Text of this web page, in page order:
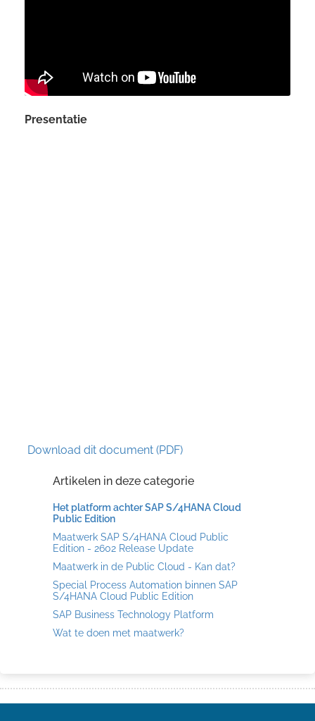
Presentatie
Download dit document (PDF)
Artikelen in deze categorie
Het platform achter SAP S/4HANA Cloud
Public Edition
Maatwerk SAP S/4HANA Cloud Public
Edition - 2602 Release Update
Maatwerk in de Public Cloud - Kan dat?
Special Process Automation binnen SAP
S/4HANA Cloud Public Edition
SAP Business Technology Platform
Wat te doen met maatwerk?